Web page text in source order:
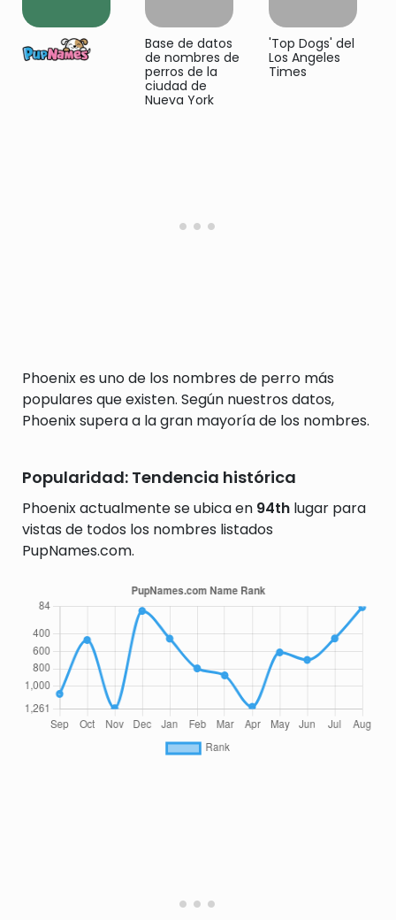
Base de datos
de nombres de
perros de la
ciudad de
Nueva York
'Top Dogs' del
Los Angeles
Times
Phoenix es uno de los nombres de perro más
populares que existen. Según nuestros datos,
Phoenix supera a la gran mayoría de los nombres.
Popularidad: Tendencia histórica
Phoenix actualmente se ubica en 94th lugar para
vistas de todos los nombres listados
PupNames.com.